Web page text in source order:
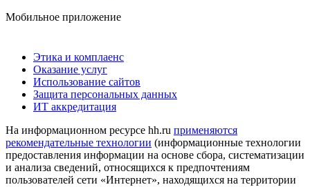
Мобильное приложение
Этика и комплаенс
Оказание услуг
Использование сайтов
Защита персональных данных
ИТ аккредитация
На информационном ресурсе hh.ru применяются
рекомендательные технологии (информационные технологии
предоставления информации на основе сбора, систематизации
и анализа сведений, относящихся к предпочтениям
пользователей сети «Интернет», находящихся на территории